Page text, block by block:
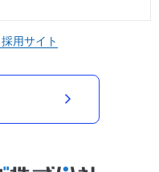
採用サイト